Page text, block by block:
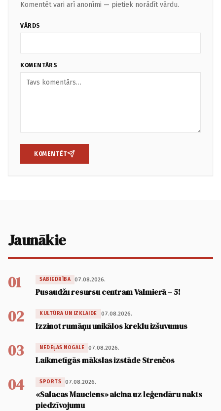
Komentēt vari arī anonīmi — pietiek norādīt vārdu.
VĀRDS
KOMENTĀRS
KOMENTĒT
Jaunākie
01 SABIEDRĪBA 07.08.2026.
Pusaudžu resursu centram Valmierā – 5!
02 KULTŪRA UN IZKLAIDE 07.08.2026.
Izzinot rumāņu unikālos kreklu izšuvumus
03 NEDĒĻAS NOGALE 07.08.2026.
Laikmetīgās mākslas izstāde Strenčos
04 SPORTS 07.08.2026.
«Salacas Mauciens» aicina uz leģendāru nakts
piedzīvojumu